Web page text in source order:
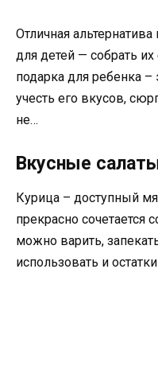
Отличная
для детей — собрать
подарка для ребенка –
учесть его вкусов,
не…
Вкусные
Курица – доступный
прекрасно сочетается
можно варить,
использовать и